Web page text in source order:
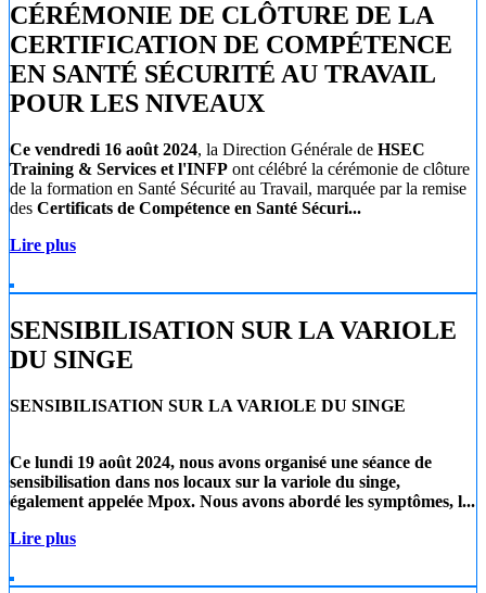
CÉRÉMONIE DE CLÔTURE DE LA
CERTIFICATION DE COMPÉTENCE
EN SANTÉ SÉCURITÉ AU TRAVAIL
POUR LES NIVEAUX
Ce vendredi 16 août 2024, la Direction Générale de HSEC
Training & Services et l'INFP ont célébré la cérémonie de clôture
de la formation en Santé Sécurité au Travail, marquée par la remise
des Certificats de Compétence en Santé Sécuri...
Lire plus
SENSIBILISATION SUR LA VARIOLE
DU SINGE
SENSIBILISATION SUR LA VARIOLE DU SINGE
Ce lundi 19 août 2024, nous avons organisé une séance de
sensibilisation dans nos locaux sur la variole du singe,
également appelée Mpox. Nous avons abordé les symptômes, l...
Lire plus